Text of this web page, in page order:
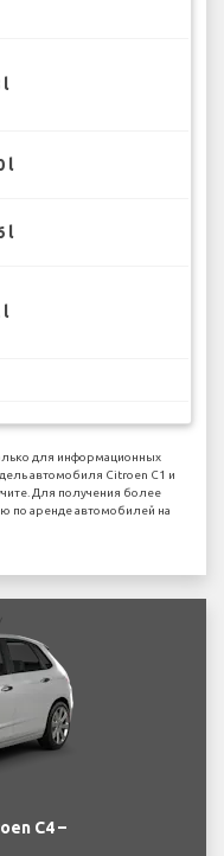
l
l
l
l
для информационных
автомобиля Citroen C1 и
Для получения более
по аренде автомобилей на
C4 –